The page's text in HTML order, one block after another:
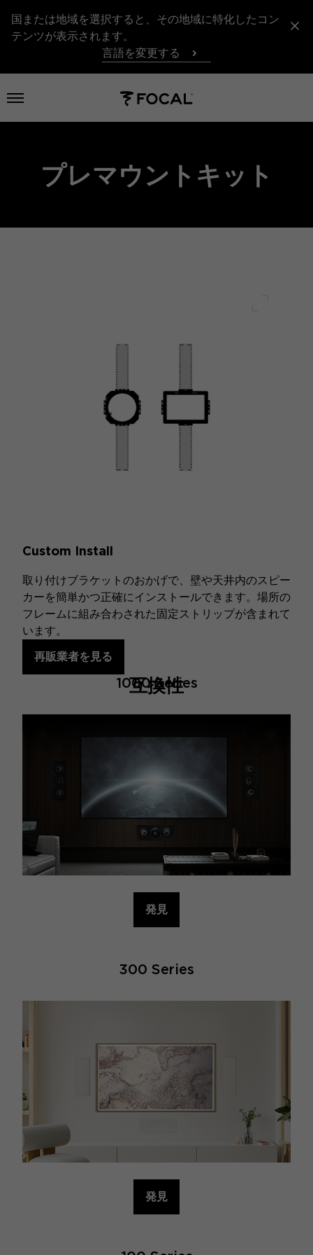
国または地域を選択すると、その地域に特化したコン
テンツが表示されます。
言語を変更する
メニューを開く
プレマウントキット
Custom Install
取り付けブラケットのおかげで、壁や天井内のスピー
カーを簡単かつ正確にインストールできます。場所の
フレームに組み合わされた固定ストリップが含まれて
います。
再販業者を見る
互換性
1000 Series
発見
300 Series
発見